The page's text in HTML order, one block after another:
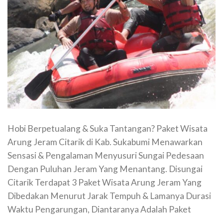
Hobi Berpetualang & Suka Tantangan? Paket Wisata
Arung Jeram Citarik di Kab. Sukabumi Menawarkan
Sensasi & Pengalaman Menyusuri Sungai Pedesaan
Dengan Puluhan Jeram Yang Menantang. Disungai
Citarik Terdapat 3 Paket Wisata Arung Jeram Yang
Dibedakan Menurut Jarak Tempuh & Lamanya Durasi
Waktu Pengarungan, Diantaranya Adalah Paket